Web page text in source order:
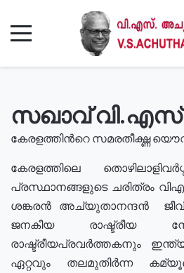
സഖാവ് വി.എസ്
കേരളത്തിൻറെ സമരതീക്ഷ്ണ
കേരളത്തിലെ
പ്രസ്ഥാനങ്ങളുടെ ചരിത്രം
ശങ്കരൻ അച്യുതാനന്ദൻ
ജനകീയ രാഷ്ട്രീയ
രാഷ്ട്രീയപ്രവർത്തകനും
ഏറ്റവും തലമുതിർന്ന